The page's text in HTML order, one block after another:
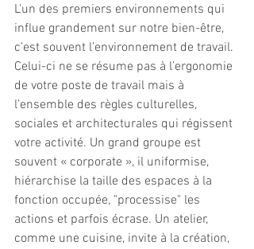
L'un des premiers environnements qui
influe grandement sur notre bien-être,
c’est souvent l’environnement de travail.
Celui-ci ne se résume pas à l’ergonomie
de votre poste de travail mais à
l’ensemble des règles culturelles,
sociales et architecturales qui régissent
votre activité. Un grand groupe est
souvent « corporate », il uniformise,
hiérarchise la taille des espaces à la
fonction occupée, "processise" les
actions et parfois écrase. Un atelier,
comme une cuisine, invite à la création,